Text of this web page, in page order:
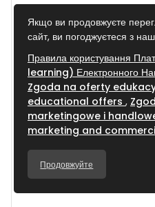
Якщо ви продовжуєте
сайт, ви погоджуєтеся з
Правила користування
learning) Електронного
Zgoda na oferty
educational offers
marketingowe i
marketing and
Продовжуйте